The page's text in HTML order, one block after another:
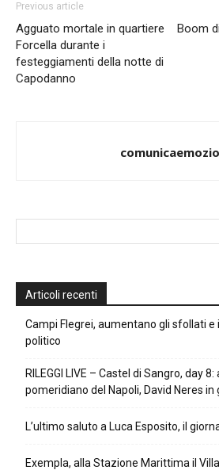
Previous article
Agguato mortale in quartiere
Forcella durante i
festeggiamenti della notte di
Capodanno
Boom
Articoli recenti
Campi Flegrei, aumentano gli sfollati
politico
RILEGGI LIVE – Castel di Sangro, day
pomeridiano del Napoli, David Neres in
L’ultimo saluto a Luca Esposito, il
Exempla, alla Stazione Marittima il